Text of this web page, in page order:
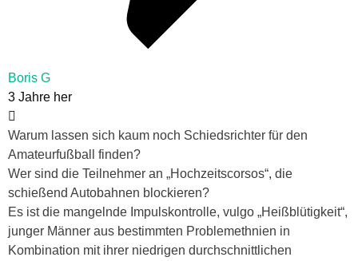
Boris G
3 Jahre her
Warum lassen sich kaum noch Schiedsrichter für den
Amateurfußball finden?
Wer sind die Teilnehmer an „Hochzeitscorsos“, die
schießend Autobahnen blockieren?
Es ist die mangelnde Impulskontrolle, vulgo „Heißblütigkeit“,
junger Männer aus bestimmten Problemethnien in
Kombination mit ihrer niedrigen durchschnittlichen